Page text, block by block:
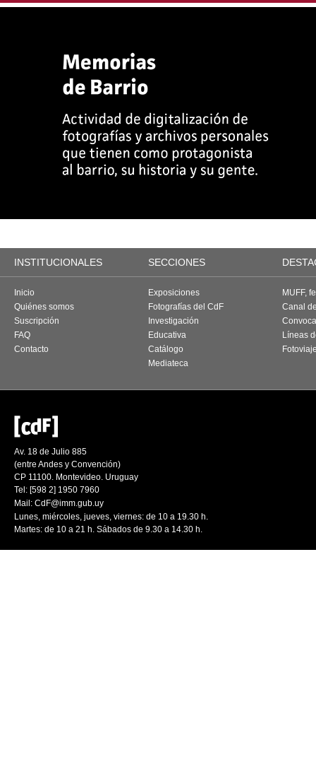
INSTITUCIONALES SECCIONES
Inicio
Quiénes somos
Suscripción
FAQ
Contacto
Exposiciones
Fotografías del CdF
Investigación
Educativa
Catálogo
Mediateca
MUFF,
Canal
Líneas
Av. 18 de Julio 885
(entre Andes y Convención)
CP 11100. Montevideo. Uruguay
Tel: [598 2] 1950 7960
Mail: CdF@imm.gub.uy
Lunes, miércoles, jueves, viernes: de 10 a 19.30 h.
Martes: de 10 a 21 h. Sábados de 9.30 a 14.30 h.